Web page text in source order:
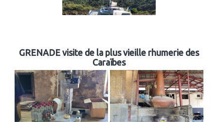
GRENADE visite de la plus vieille rhumerie des
Caraïbes